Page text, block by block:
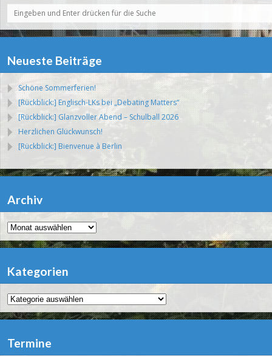
Neueste Beiträge
Schöne Sommerferien!
[Rückblick:] Englisch-LKs bei „Debating Matters“
[Rückblick:] Glanzvoller Abend – Schulball 2026
Herzlichen Glückwunsch!
[Rückblick:] Bienvenue à Berlin
Archiv
Archiv
Kategorien
Kategorien
Termine